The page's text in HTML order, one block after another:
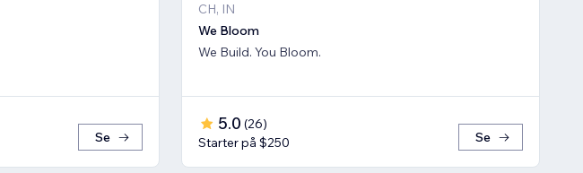
Se
CH, IN
We Bloom
We Build. You Bloom.
5.0 (26)
Starter på $250
Se